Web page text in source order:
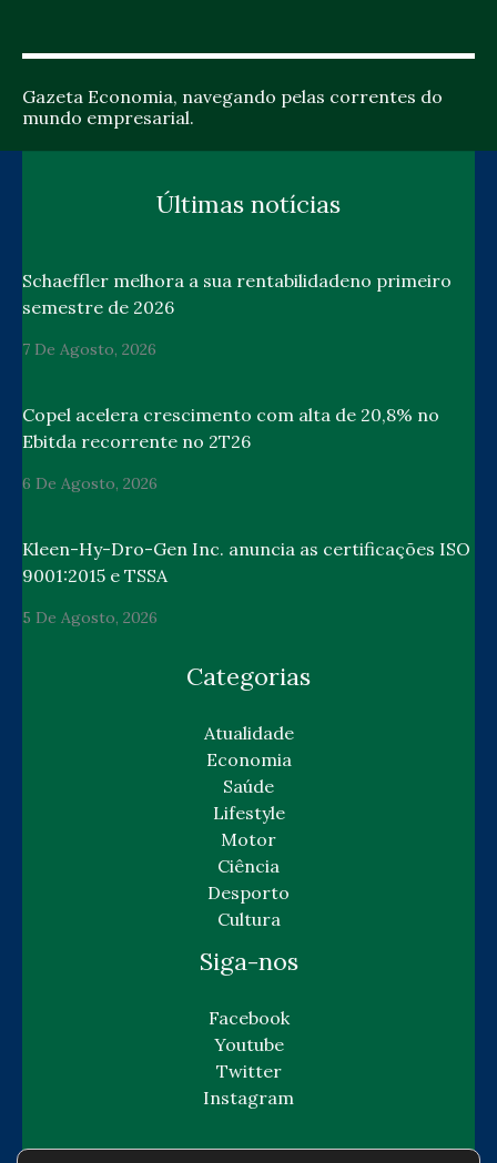
Gazeta Economia, navegando pelas correntes do
mundo empresarial.
Últimas notícias
Schaeffler melhora a sua rentabilidadeno primeiro
semestre de 2026
7 De Agosto, 2026
Copel acelera crescimento com alta de 20,8% no
Ebitda recorrente no 2T26
6 De Agosto, 2026
Kleen-Hy-Dro-Gen Inc. anuncia as certificações ISO
9001:2015 e TSSA
5 De Agosto, 2026
Categorias
Atualidade
Economia
Saúde
Lifestyle
Motor
Ciência
Desporto
Cultura
Siga-nos
Facebook
Youtube
Twitter
Instagram